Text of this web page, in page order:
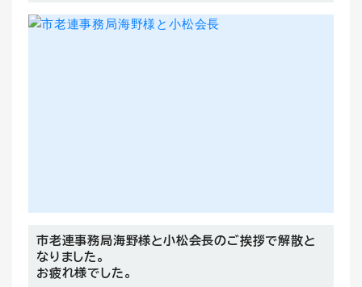
市老連事務局海野様と小松会長のご挨拶で解散と
なりました。
お疲れ様でした。